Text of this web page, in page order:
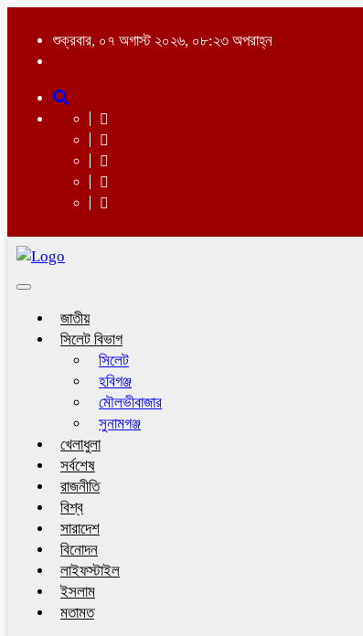
শুক্রবার, ০৭ অগাস্ট ২০২৬, ০৮:২৩ অপরাহ্ন
Toggle
জাতীয়
সিলেট বিভাগ
সিলেট
হবিগঞ্জ
মৌলভীবাজার
সুনামগঞ্জ
খেলাধুলা
সর্বশেষ
রাজনীতি
বিশ্ব
সারাদেশ
বিনোদন
লাইফস্টাইল
ইসলাম
মতামত